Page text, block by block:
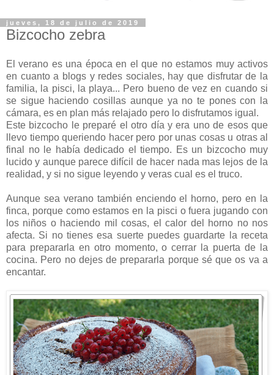
jueves, 18 de julio de 2019
Bizcocho zebra
El verano es una época en el que no estamos muy activos
en cuanto a blogs y redes sociales, hay que disfrutar de la
familia, la pisci, la playa... Pero bueno de vez en cuando si
se sigue haciendo cosillas aunque ya no te pones con la
cámara, es en plan más relajado pero lo disfrutamos igual.
Este bizcocho le preparé el otro día y era uno de esos que
llevo tiempo queriendo hacer pero por unas cosas u otras al
final no le había dedicado el tiempo. Es un bizcocho muy
lucido y aunque parece difícil de hacer nada mas lejos de la
realidad, y si no sigue leyendo y veras cual es el truco.
Aunque sea verano también enciendo el horno, pero en la
finca, porque como estamos en la pisci o fuera jugando con
los niños o haciendo mil cosas, el calor del horno no nos
afecta. Si no tienes esa suerte puedes guardarte la receta
para prepararla en otro momento, o cerrar la puerta de la
cocina. Pero no dejes de prepararla porque sé que os va a
encantar.